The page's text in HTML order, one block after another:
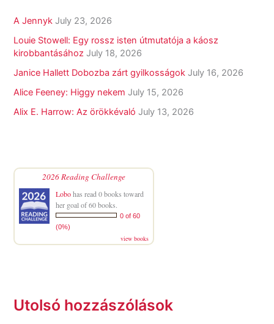
A Jennyk July 23, 2026
Louie Stowell: Egy ​rossz isten útmutatója a káosz
kirobbantásához July 18, 2026
Janice Hallett Dobozba zárt gyilkosságok July 16, 2026
Alice Feeney: Higgy nekem July 15, 2026
Alix E. Harrow: Az örökkévaló July 13, 2026
2026 Reading Challenge
Lobohas read 0 books toward
her goal of 60 books.
0 of 60
(0%)
view books
Utolsó hozzászólások